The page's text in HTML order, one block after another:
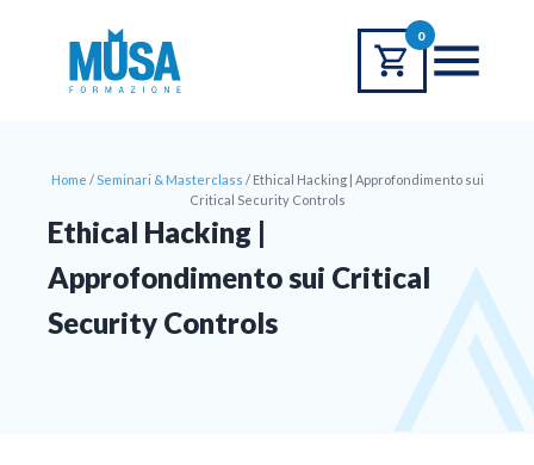
0
Home / Seminari & Masterclass / Ethical Hacking | Approfondimento sui
Critical Security Controls
Ethical Hacking |
Approfondimento sui Critical
Security Controls